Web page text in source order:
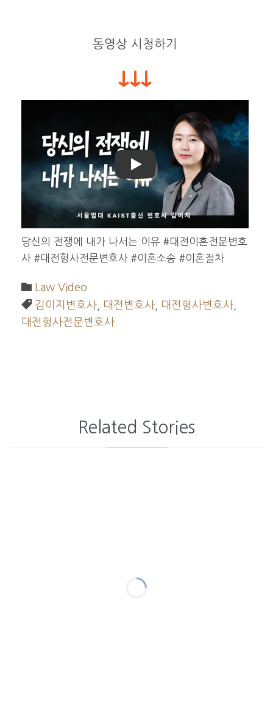
동영상 시청하기
Play
당신의 전쟁에 내가 나서는 이유 #대전이혼전문변호
사 #대전형사전문변호사 #이혼소송 #이혼절차
 Category
Law Video
 Tags
김이지변호사 대전변호사 대전형사변호사
대전형사전문변호사
Related Stories